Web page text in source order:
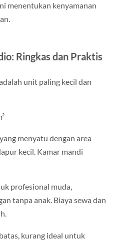
menentukan kenyamanan
Ringkas dan Praktis
unit paling kecil dan
menyatu dengan area
kecil. Kamar mandi
profesional muda,
tanpa anak. Biaya sewa dan
kurang ideal untuk